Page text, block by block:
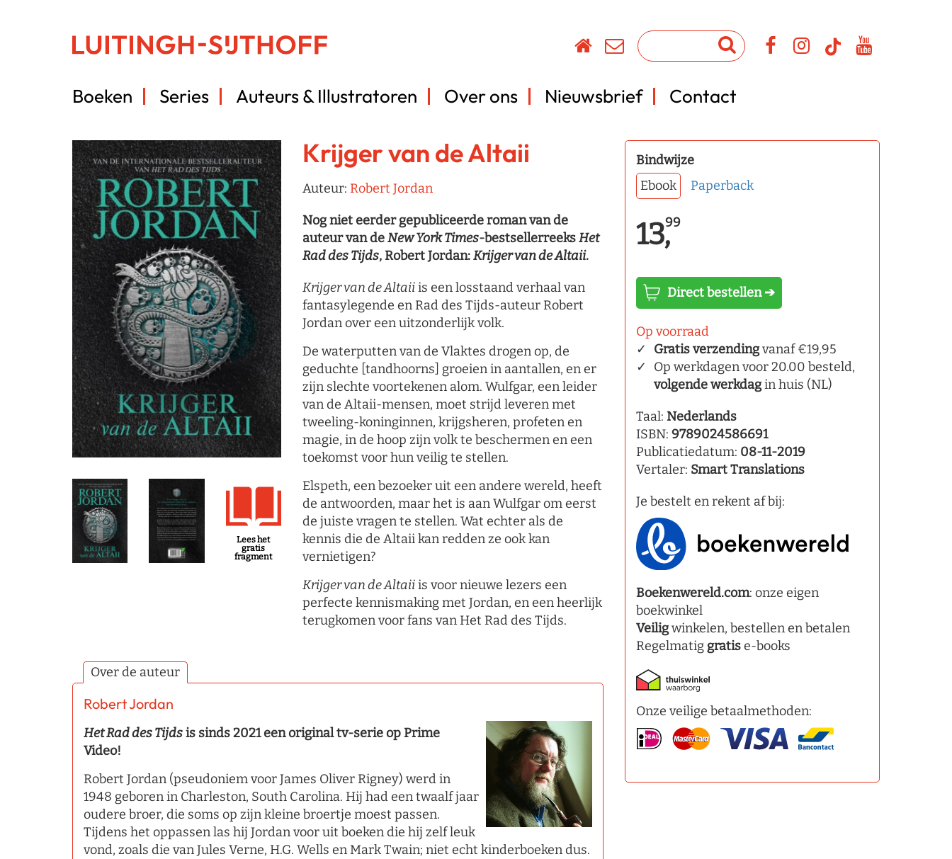
Boeken Series Auteurs & Illustratoren Over ons Nieuwsbrief Contact
Lees het
gratis
fragment
Krijger van de Altaii
Auteur: Robert Jordan
Nog niet eerder gepubliceerde roman van de
auteur van deNew York Times-bestsellerreeksHet
Rad des Tijds, Robert Jordan:Krijger van de Altaii.
Krijger van de Altaiiis een losstaand verhaal van
fantasylegende en Rad des Tijds-auteur Robert
Jordan over een uitzonderlijk volk.
De waterputten van de Vlaktes drogen op, de
geduchte [tandhoorns] groeien in aantallen, en er
zijn slechte voortekenen alom. Wulfgar, een leider
van de Altaii-mensen, moet strijd leveren met
tweeling-koninginnen, krijgsheren, profeten en
magie, in de hoop zijn volk te beschermen en een
toekomst voor hun veilig te stellen.
Elspeth, een bezoeker uit een andere wereld, heeft
de antwoorden, maar het is aan Wulfgar om eerst
de juiste vragen te stellen. Wat echter als de
kennis die de Altaii kan redden ze ook kan
vernietigen?
Krijger van de Altaiiis voor nieuwe lezers een
perfecte kennismaking met Jordan, en een heerlijk
terugkomen voor fans van Het Rad des Tijds.
Over de auteur
Robert Jordan
Het Rad des Tijdsis sinds 2021 een original tv-serie op Prime
Video!
Robert Jordan (pseudoniem voor James Oliver Rigney) werd in
1948 geboren in Charleston, South Carolina. Hij had een twaalf jaar
oudere broer, die soms op zijn kleine broertje moest passen.
Tijdens het oppassen las hij Jordan voor uit boeken die hij zelf leuk
vond, zoals die van Jules Verne, H.G. Wells en Mark Twain; niet echt kinderboeken dus.
Bindwijze
Ebook
Paperback
13,99
Direct bestellen ➔
Op voorraad
Gratis verzendingvanaf €19,95
Op werkdagen voor 20.00 besteld,
volgende werkdagin huis (NL)
Taal: Nederlands
ISBN: 9789024586691
Publicatiedatum: 08-11-2019
Vertaler: Smart Translations
Je bestelt en rekent af bij:
Boekenwereld.com: onze eigen
boekwinkel
Veiligwinkelen, bestellen en betalen
Regelmatig gratise-books
Onze veilige betaalmethoden: